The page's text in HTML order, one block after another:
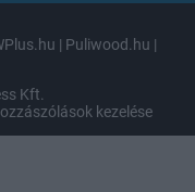
| Puliwood.hu |
Kft.
kezelése